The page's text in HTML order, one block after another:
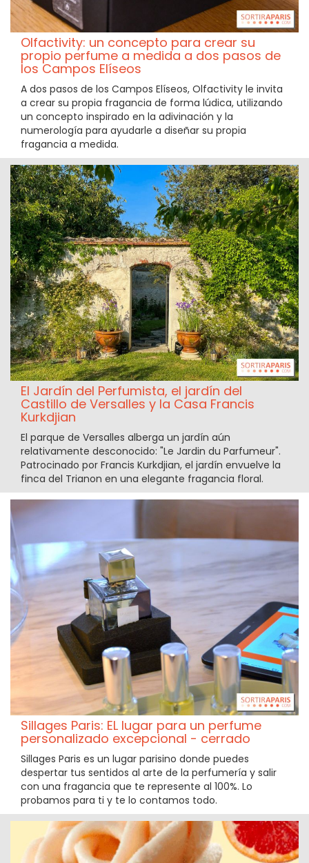
Olfactivity: un concepto para crear su
propio perfume a medida a dos pasos de
los Campos Elíseos
A dos pasos de los Campos Elíseos, Olfactivity le invita
a crear su propia fragancia de forma lúdica, utilizando
un concepto inspirado en la adivinación y la
numerología para ayudarle a diseñar su propia
fragancia a medida.
El Jardín del Perfumista, el jardín del
Castillo de Versalles y la Casa Francis
Kurkdjian
El parque de Versalles alberga un jardín aún
relativamente desconocido: "Le Jardin du Parfumeur".
Patrocinado por Francis Kurkdjian, el jardín envuelve la
finca del Trianon en una elegante fragancia floral.
Sillages Paris: EL lugar para un perfume
personalizado excepcional - cerrado
Sillages Paris es un lugar parisino donde puedes
despertar tus sentidos al arte de la perfumería y salir
con una fragancia que te represente al 100%. Lo
probamos para ti y te lo contamos todo.